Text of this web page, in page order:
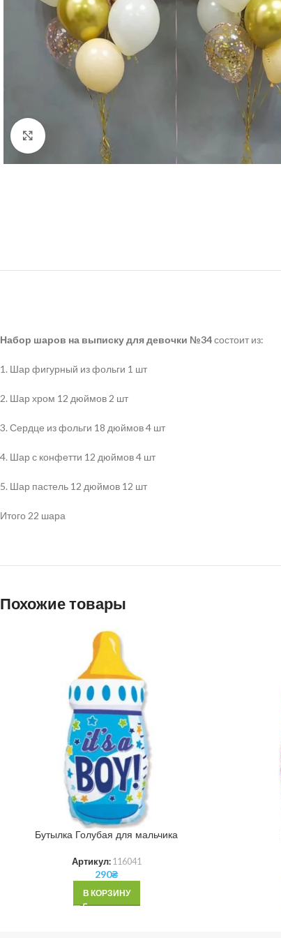
Нажмите, чтобы увеличить
Набор шаров на выписку для девочки №34состоит из:
1. Шар фигурный из фольги 1 шт
2. Шар хром 12 дюймов 2 шт
3. Сердце из фольги 18 дюймов 4 шт
4. Шар с конфетти 12 дюймов 4 шт
5. Шар пастель 12 дюймов 12 шт
Итого 22 шара
Похожие товары
Бутылка Голубая для мальчика
Артикул: 116041
290₴
В КОРЗИНУ